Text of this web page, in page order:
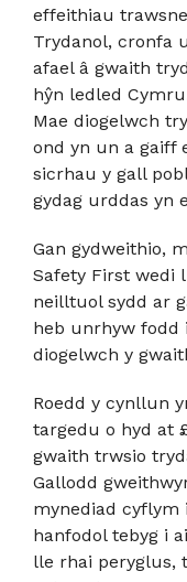
effeithiau
Trydanol, cronfa
afael â gwaith
hŷn ledled
Mae diogelwch
ond yn un a gaiff
sicrhau y gall
gydag urddas yn
Gan gydweithio,
Safety First wedi
neilltuol sydd ar
heb unrhyw
diogelwch y
Roedd y cynllun
targedu o hyd at
gwaith trwsio
Gallodd
mynediad cyflym
hanfodol tebyg i
lle rhai peryglus,